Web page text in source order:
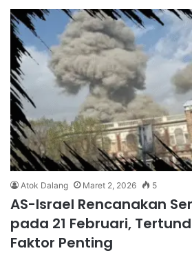
Atok Dalang Maret 2, 2026 5
AS-Israel Rencanakan
pada 21 Februari,
Faktor Penting